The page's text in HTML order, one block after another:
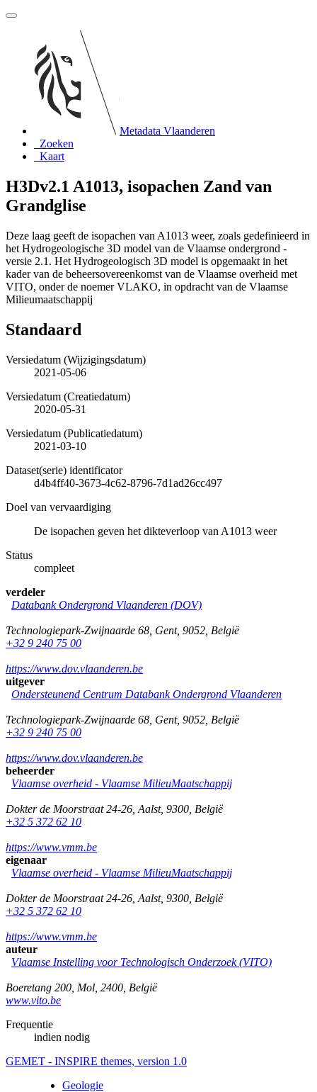
Metadata Vlaanderen
Zoeken
Kaart
H3Dv2.1 A1013, isopachen Zand van
Grandglise
Deze laag geeft de isopachen van A1013 weer, zoals gedefinieerd in
het Hydrogeologische 3D model van de Vlaamse ondergrond -
versie 2.1. Het Hydrogeologisch 3D model is opgemaakt in het
kader van de beheersovereenkomst van de Vlaamse overheid met
VITO, onder de noemer VLAKO, in opdracht van de Vlaamse
Milieumaatschappij
Standaard
Versiedatum (Wijzigingsdatum)
2021-05-06
Versiedatum (Creatiedatum)
2020-05-31
Versiedatum (Publicatiedatum)
2021-03-10
Dataset(serie) identificator
d4b4ff40-3673-4c62-8796-7d1ad26cc497
Doel van vervaardiging
De isopachen geven het dikteverloop van A1013 weer
Status
compleet
verdeler
Databank Ondergrond Vlaanderen (DOV)
Technologiepark-Zwijnaarde 68 Gent, 9052 België
+32 9 240 75 00
https://www.dov.vlaanderen.be
uitgever
Ondersteunend Centrum Databank Ondergrond Vlaanderen
Technologiepark-Zwijnaarde 68 Gent, 9052 België
+32 9 240 75 00
https://www.dov.vlaanderen.be
beheerder
Vlaamse overheid - Vlaamse MilieuMaatschappij
Dokter de Moorstraat 24-26 Aalst, 9300 België
+32 5 372 62 10
https://www.vmm.be
eigenaar
Vlaamse overheid - Vlaamse MilieuMaatschappij
Dokter de Moorstraat 24-26 Aalst, 9300 België
+32 5 372 62 10
https://www.vmm.be
auteur
Vlaamse Instelling voor Technologisch Onderzoek (VITO)
Boeretang 200 Mol 2400 België
www.vito.be
Frequentie
indien nodig
GEMET - INSPIRE themes, version 1.0
Geologie